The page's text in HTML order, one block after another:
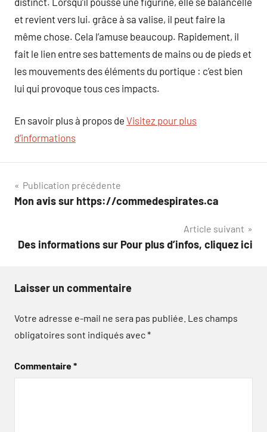
et revient vers lui. grâce à sa valise, il peut faire la
même chose. Cela l’amuse beaucoup. Rapidement, il
fait le lien entre ses battements de mains ou de pieds et
les mouvements des éléments du portique : c’est bien
lui qui provoque tous ces impacts.
En savoir plus à propos de Visitez pour plus
d’informations
Navigation
de
Publication précédente
Mon avis sur https://commedespirates.ca
Article suivant
Des informations sur Pour plus d’infos, cliquez ici
Laisser un commentaire
Votre adresse e-mail ne sera pas publiée. Les champs
obligatoires sont indiqués avec*
Commentaire*